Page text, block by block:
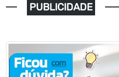
PUBLICIDADE